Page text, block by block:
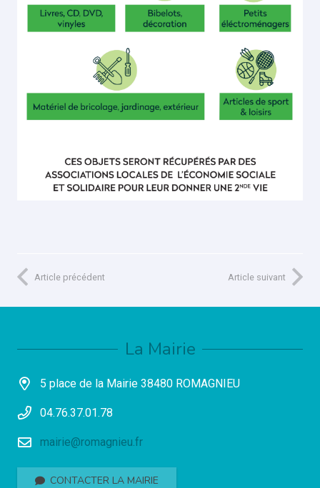
Article précédent Article suivant
La Mairie
5 place de la Mairie 38480 ROMAGNIEU
04.76.37.01.78
mairie@romagnieu.fr
CONTACTER LA MAIRIE